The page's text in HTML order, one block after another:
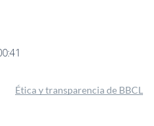
Ética y transparencia de BBCL